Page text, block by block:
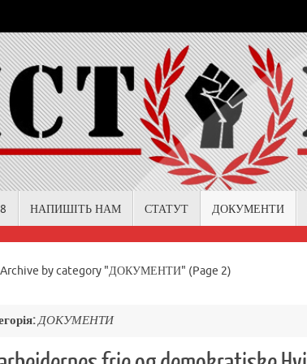
НАПИШІТЬ НАМ СТАТУТ ДОКУМЕНТИ
Archive by category "ДОКУМЕНТИ" (Page 2)
ДОКУМЕНТИ